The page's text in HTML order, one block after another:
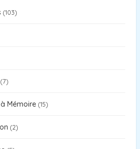
103
7
Mémoire 15
2